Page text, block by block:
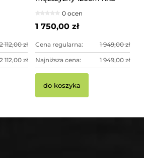
112,00 zł
2 112,00 zł
imponująca dekoracja
ogrodowa
0 ocen
1 750,00 zł
Cena regularna: 1 949,00 zł
Najniższa cena: 1 949,00 zł
do koszyka